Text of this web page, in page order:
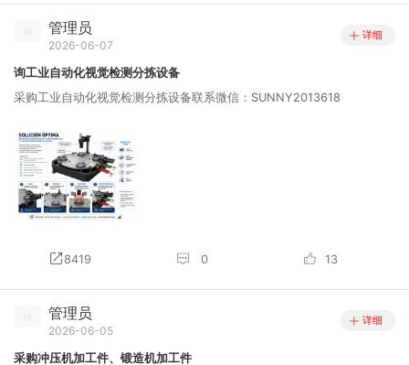
管理员
2026-06-07
详细
询工业自动化视觉检测分拣设备
采购工业自动化视觉检测分拣设备联系微信：SUNNY2013618
8419 0 13
管理员
2026-06-05
详细
采购冲压机加工件、锻造机加工件